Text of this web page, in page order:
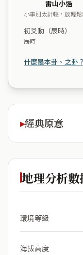
雷山小過
小事別太計較，放輕
初爻動（辰時）
辰時
什麼是本卦、之卦？
經典原意
地理分析數
環境等級
海拔高度